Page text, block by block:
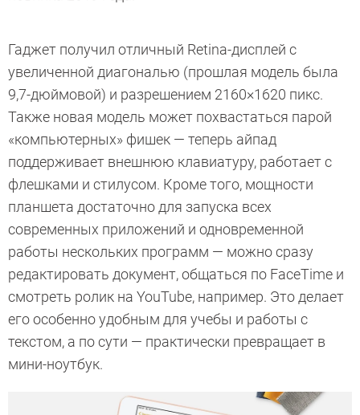
Гаджет получил отличный Retina-дисплей с
увеличенной диагональю (прошлая модель была
9,7-дюймовой) и разрешением 2160×1620 пикс.
Также новая модель может похвастаться парой
«компьютерных» фишек — теперь айпад
поддерживает внешнюю клавиатуру, работает с
флешками и стилусом. Кроме того, мощности
планшета достаточно для запуска всех
современных приложений и одновременной
работы нескольких программ — можно сразу
редактировать документ, общаться по FaceTime и
смотреть ролик на YouTube, например. Это делает
его особенно удобным для учебы и работы с
текстом, а по сути — практически превращает в
мини-ноутбук.